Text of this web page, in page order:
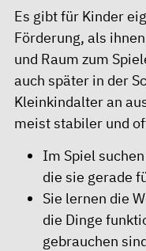
Es gibt für Kinder
Förderung, als
und Raum zum
auch später in der
Kleinkindalter an
meist stabiler und
Im Spiel
die sie gerade
Sie lernen die
die Dinge
gebrauchen